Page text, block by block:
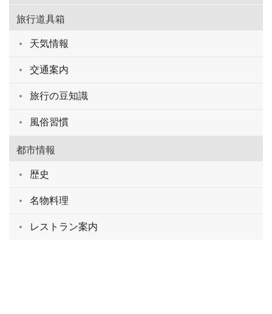
旅行道具箱
天気情報
交通案内
旅行の豆知識
風俗習慣
都市情報
歴史
名物料理
レストラン案内